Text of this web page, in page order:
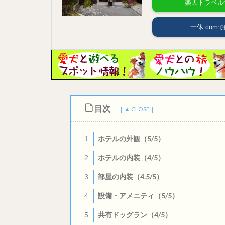
楽天トラベル
一休.com
目次
1 ホテルの外観（5/5）
2 ホテルの内装（4/5）
3 部屋の内装（4.5/5）
4 設備・アメニティ（5/5）
5 共有ドッグラン（4/5）